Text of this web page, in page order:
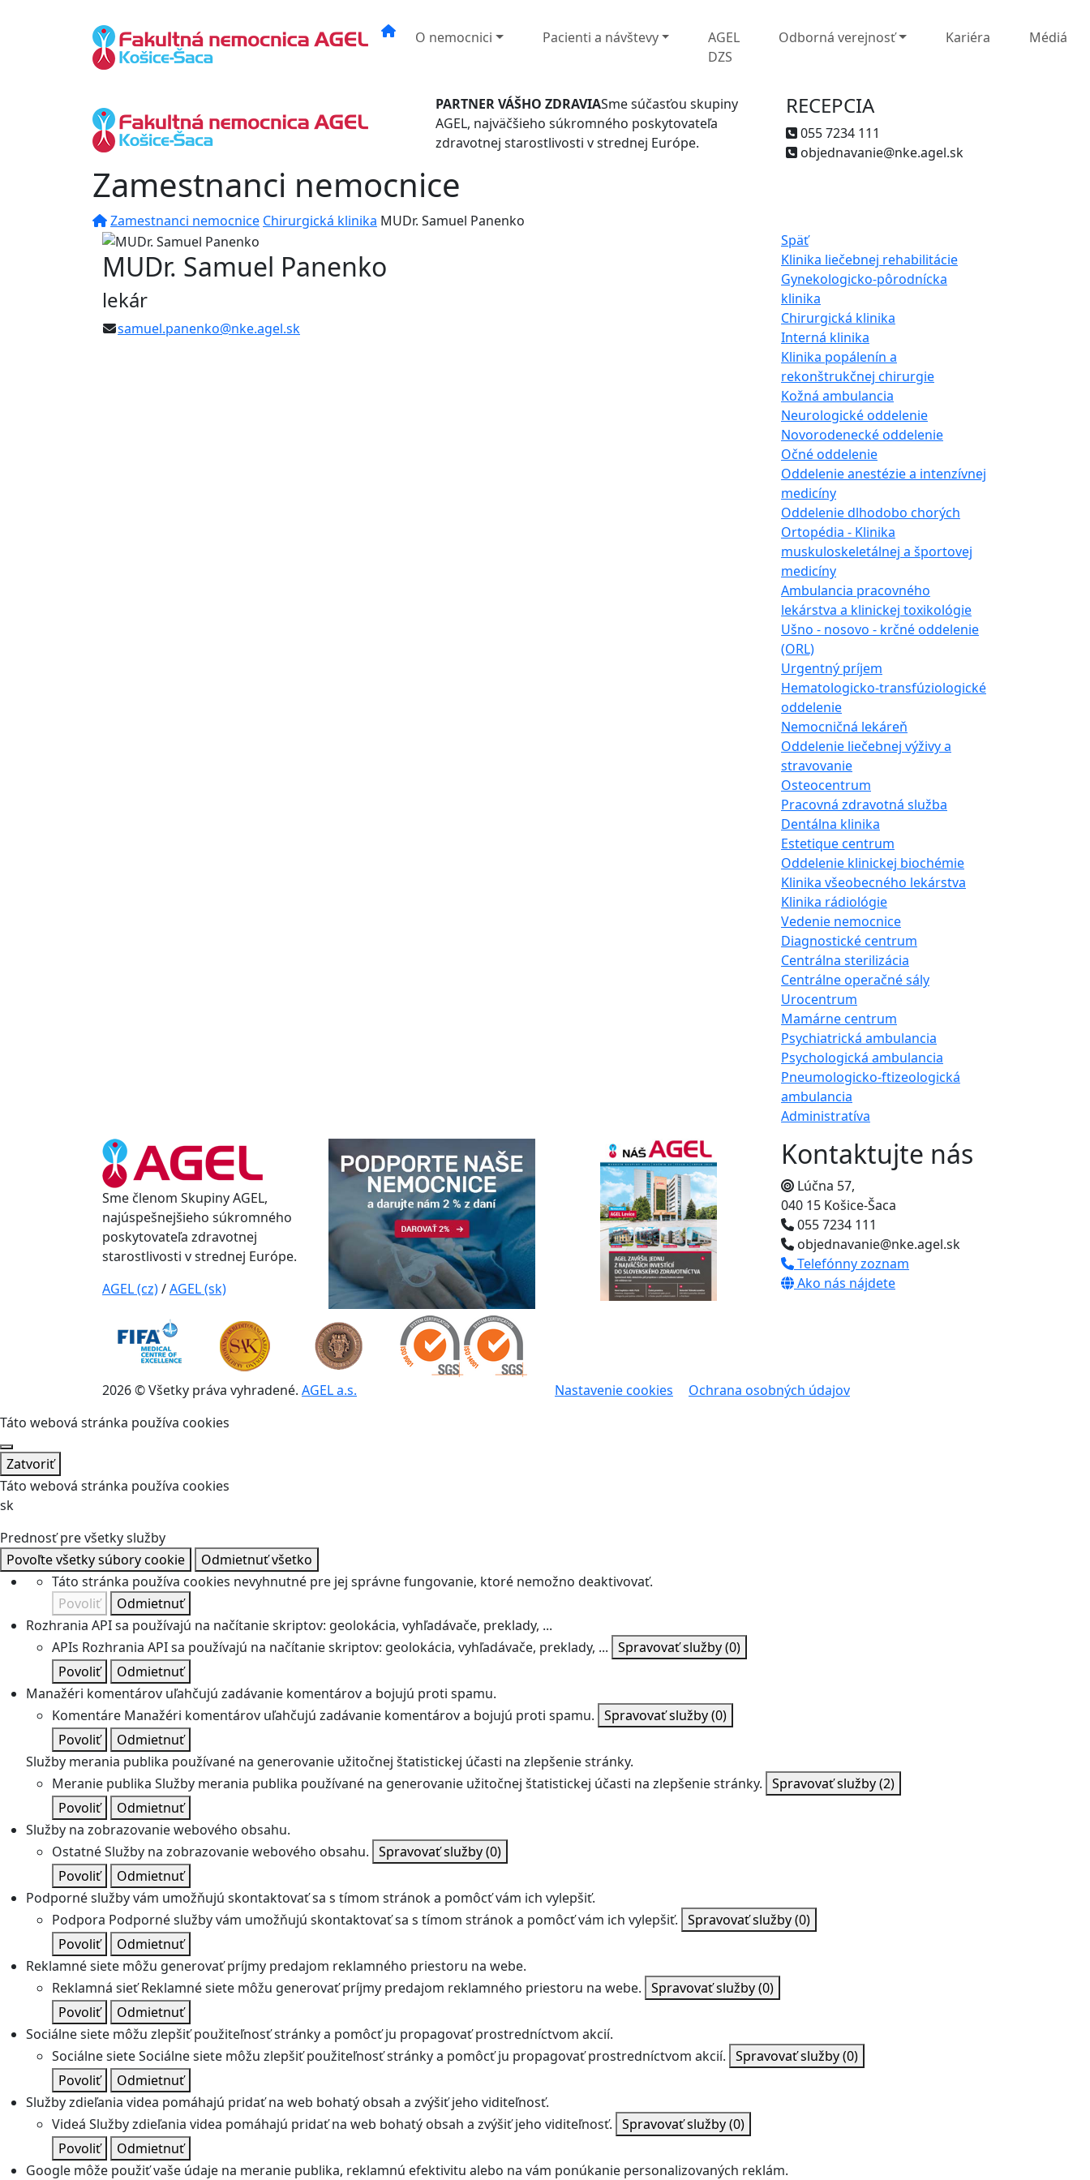
O nemocnici Pacienti a návštevy
AGEL
DZS
Odborná verejnosť Kariéra Médiá
PARTNER VÁŠHO ZDRAVIASme súčasťou skupiny
AGEL, najväčšieho súkromného poskytovateľa
zdravotnej starostlivosti v strednej Európe.
RECEPCIA
055 7234 111
objednavanie@nke.agel.sk
Zamestnanci nemocnice
Zamestnanci nemocnice Chirurgická klinika MUDr. Samuel Panenko
MUDr. Samuel Panenko
lekár
samuel.panenko@nke.agel.sk
Späť
Klinika liečebnej rehabilitácie
Gynekologicko-pôrodnícka
klinika
Chirurgická klinika
Interná klinika
Klinika popálenín a
rekonštrukčnej chirurgie
Kožná ambulancia
Neurologické oddelenie
Novorodenecké oddelenie
Očné oddelenie
Oddelenie anestézie a intenzívnej
medicíny
Oddelenie dlhodobo chorých
Ortopédia - Klinika
muskuloskeletálnej a športovej
medicíny
Ambulancia pracovného
lekárstva a klinickej toxikológie
Ušno - nosovo - krčné oddelenie
(ORL)
Urgentný príjem
Hematologicko-transfúziologické
oddelenie
Nemocničná lekáreň
Oddelenie liečebnej výživy a
stravovanie
Osteocentrum
Pracovná zdravotná služba
Dentálna klinika
Estetique centrum
Oddelenie klinickej biochémie
Klinika všeobecného lekárstva
Klinika rádiológie
Vedenie nemocnice
Diagnostické centrum
Centrálna sterilizácia
Centrálne operačné sály
Urocentrum
Mamárne centrum
Psychiatrická ambulancia
Psychologická ambulancia
Pneumologicko-ftizeologická
ambulancia
Administratíva
Sme členom Skupiny AGEL,
najúspešnejšieho súkromného
poskytovateľa zdravotnej
starostlivosti v strednej Európe.
AGEL (cz)/AGEL (sk)
Kontaktujte nás
Lúčna 57,
040 15 Košice-Šaca
055 7234 111
objednavanie@nke.agel.sk
Telefónny zoznam
Ako nás nájdete
2026 © Všetky práva vyhradené. AGEL a.s. Nastavenie cookies
Ochrana osobných údajov
Táto webová stránka používa cookies
Zatvoriť
Táto webová stránka používa cookies
sk
Prednosť pre všetky služby
Povoľte všetky súbory cookie
Odmietnuť všetko
Táto stránka používa cookies nevyhnutné pre jej správne fungovanie, ktoré nemožno deaktivovať.
Povoliť
Odmietnuť
Rozhrania API sa používajú na načítanie skriptov: geolokácia, vyhľadávače, preklady, ...
APIs Rozhrania API sa používajú na načítanie skriptov: geolokácia, vyhľadávače, preklady, ... Spravovať služby(0)
Povoliť
Odmietnuť
Manažéri komentárov uľahčujú zadávanie komentárov a bojujú proti spamu.
Komentáre Manažéri komentárov uľahčujú zadávanie komentárov a bojujú proti spamu. Spravovať služby(0)
Povoliť
Odmietnuť
Služby merania publika používané na generovanie užitočnej štatistickej účasti na zlepšenie stránky.
Meranie publika Služby merania publika používané na generovanie užitočnej štatistickej účasti na zlepšenie stránky. Spravovať služby(2)
Povoliť
Odmietnuť
Služby na zobrazovanie webového obsahu.
OstatnéSlužby na zobrazovanie webového obsahu. Spravovať služby(0)
Povoliť
Odmietnuť
Podporné služby vám umožňujú skontaktovať sa s tímom stránok a pomôcť vám ich vylepšiť.
Podpora Podporné služby vám umožňujú skontaktovať sa s tímom stránok a pomôcť vám ich vylepšiť. Spravovať služby(0)
Povoliť
Odmietnuť
Reklamné siete môžu generovať príjmy predajom reklamného priestoru na webe.
Reklamná sieť Reklamné siete môžu generovať príjmy predajom reklamného priestoru na webe. Spravovať služby(0)
Povoliť
Odmietnuť
Sociálne siete môžu zlepšiť použiteľnosť stránky a pomôcť ju propagovať prostredníctvom akcií.
Sociálne sieteSociálne siete môžu zlepšiť použiteľnosť stránky a pomôcť ju propagovať prostredníctvom akcií. Spravovať služby(0)
Povoliť
Odmietnuť
Služby zdieľania videa pomáhajú pridať na web bohatý obsah a zvýšiť jeho viditeľnosť.
Videá Služby zdieľania videa pomáhajú pridať na web bohatý obsah a zvýšiť jeho viditeľnosť. Spravovať služby(0)
Povoliť
Odmietnuť
Google môže použiť vaše údaje na meranie publika, reklamnú efektivitu alebo na vám ponúkanie personalizovaných reklám.